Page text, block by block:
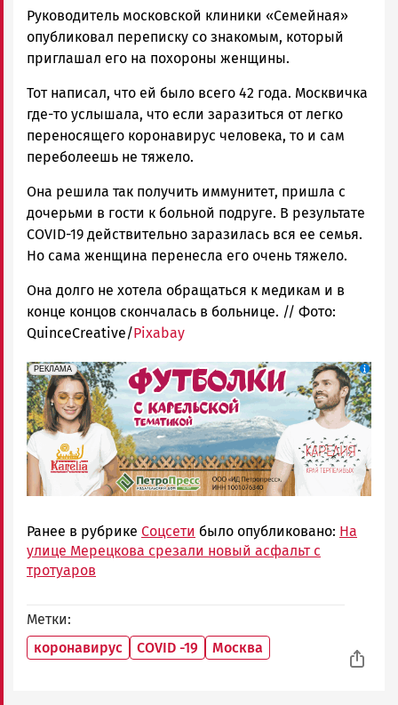
Руководитель московской клиники «Семейная»
опубликовал переписку со знакомым, который
приглашал его на похороны женщины.
Тот написал, что ей было всего 42 года. Москвичка
где-то услышала, что если заразиться от легко
переносящего коронавирус человека, то и сам
переболеешь не тяжело.
Она решила так получить иммунитет, пришла с
дочерьми в гости к больной подруге. В результате
COVID-19 действительно заразилась вся ее семья.
Но сама женщина перенесла его очень тяжело.
Она долго не хотела обращаться к медикам и в
конце концов скончалась в больнице. // Фото:
QuinceCreative/Pixabay
erid: Pb3XmBtzt7qh4nNaikXnuHE1bzSb6Vb4eeL28Ue
РЕКЛАМА
Реклама
Ранее в рубрике Соцсети было опубликовано: На
улице Мерецкова срезали новый асфальт с
тротуаров
Метки
коронавирус
COVID -19 Москва